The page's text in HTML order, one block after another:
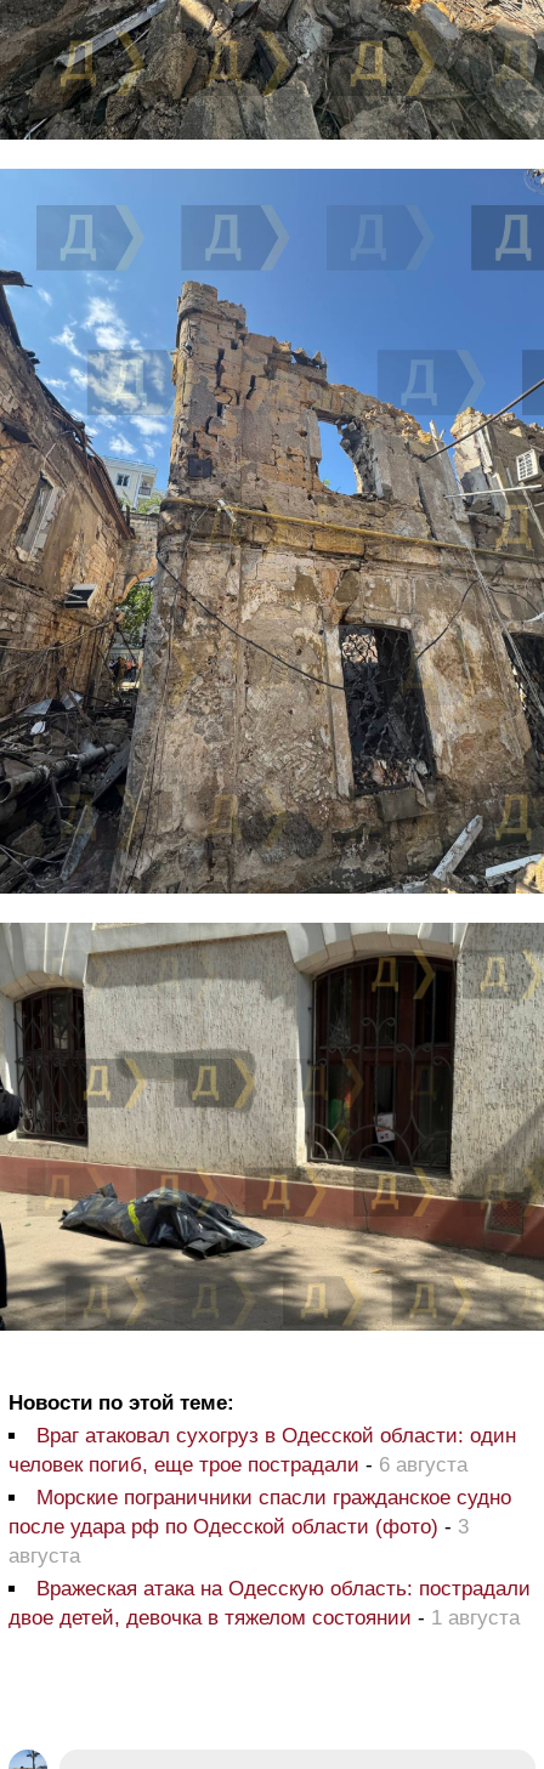
Новости по этой теме:
Враг атаковал сухогруз в Одесской области: один
человек погиб, еще трое пострадали - 6 августа
Морские пограничники спасли гражданское судно
после удара рф по Одесской области (фото) - 3
августа
Вражеская атака на Одесскую область: пострадали
двое детей, девочка в тяжелом состоянии - 1 августа